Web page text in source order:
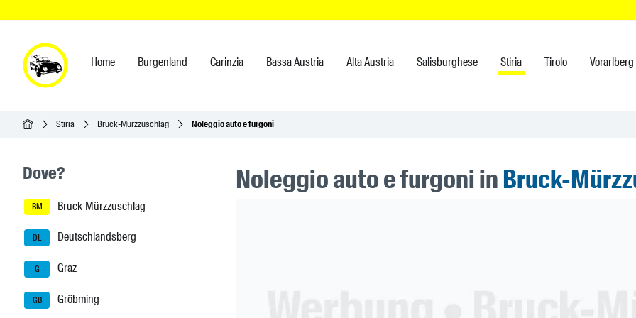
Home Burgenland Carinzia Bassa Austria Alta Austria Salisburghese Stiria Tirolo Vorarlberg
Home Stiria Bruck-Mürzzuschlag Noleggio auto e furgoni
Seitenleisten-Navigation
Dove?
BM Bruck-Mürzzuschlag
DL Deutschlandsberg
G Graz
GB Gröbming
Noleggio auto e furgoni inBruck-